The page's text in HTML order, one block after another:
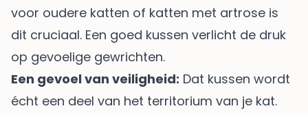
voor oudere katten of katten met artrose is
dit cruciaal. Een goed kussen verlicht de druk
op gevoelige gewrichten.
Een gevoel van veiligheid: Dat kussen wordt
écht een deel van het territorium van je kat.